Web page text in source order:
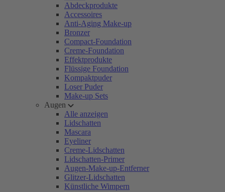
Abdeckprodukte
Accessoires
Anti-Aging Make-up
Bronzer
Compact-Foundation
Creme-Foundation
Effektprodukte
Flüssige Foundation
Kompaktpuder
Loser Puder
Make-up Sets
Augen
Alle anzeigen
Lidschatten
Mascara
Eyeliner
Creme-Lidschatten
Lidschatten-Primer
Augen-Make-up-Entferner
Glitzer-Lidschatten
Künstliche Wimpern